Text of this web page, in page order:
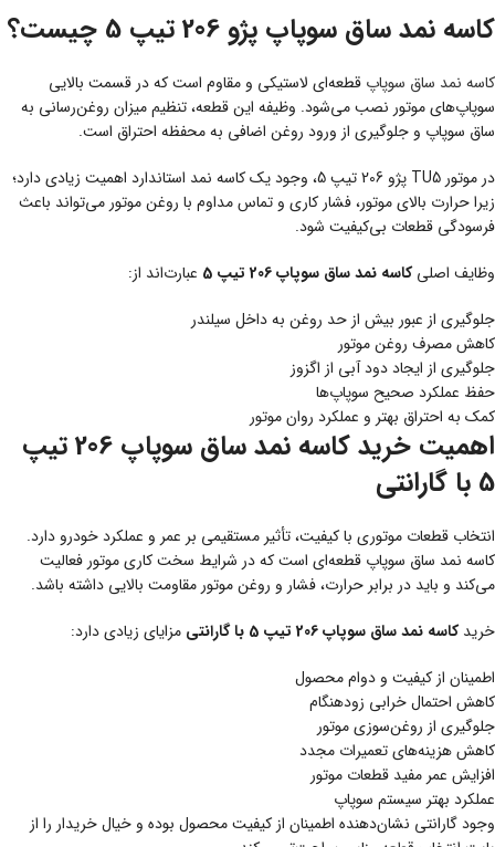
کاسه نمد ساق سوپاپ پژو 206 تیپ 5 چیست؟
کاسه نمد ساق سوپاپ قطعه‌ای لاستیکی و مقاوم است که در قسمت بالایی
سوپاپ‌های موتور نصب می‌شود. وظیفه این قطعه، تنظیم میزان روغن‌رسانی به
ساق سوپاپ و جلوگیری از ورود روغن اضافی به محفظه احتراق است.
در موتور TU5 پژو 206 تیپ 5، وجود یک کاسه نمد استاندارد اهمیت زیادی دارد؛
زیرا حرارت بالای موتور، فشار کاری و تماس مداوم با روغن موتور می‌تواند باعث
فرسودگی قطعات بی‌کیفیت شود.
وظایف اصلیکاسه نمد ساق سوپاپ 206 تیپ 5
عبارت‌اند از:
جلوگیری از عبور بیش از حد روغن به داخل سیلندر
کاهش مصرف روغن موتور
جلوگیری از ایجاد دود آبی از اگزوز
حفظ عملکرد صحیح سوپاپ‌ها
کمک به احتراق بهتر و عملکرد روان موتور
اهمیت خرید کاسه نمد ساق سوپاپ 206 تیپ
5 با گارانتی
انتخاب قطعات موتوری با کیفیت، تأثیر مستقیمی بر عمر و عملکرد خودرو دارد.
کاسه نمد ساق سوپاپ قطعه‌ای است که در شرایط سخت کاری موتور فعالیت
می‌کند و باید در برابر حرارت، فشار و روغن موتور مقاومت بالایی داشته باشد.
خریدکاسه نمد ساق سوپاپ 206 تیپ 5 با گارانتی
مزایای زیادی دارد:
اطمینان از کیفیت و دوام محصول
کاهش احتمال خرابی زودهنگام
جلوگیری از روغن‌سوزی موتور
کاهش هزینه‌های تعمیرات مجدد
افزایش عمر مفید قطعات موتور
عملکرد بهتر سیستم سوپاپ
وجود گارانتی نشان‌دهنده اطمینان از کیفیت محصول بوده و خیال خریدار را از